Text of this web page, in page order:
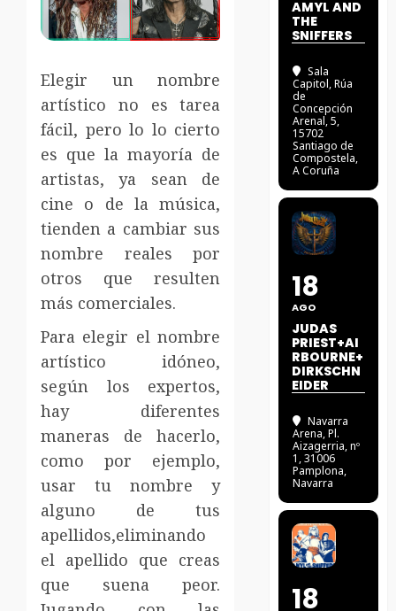
Elegir un nombre
artístico no es tarea
fácil, pero lo lo cierto
es que la mayoría de
artistas, ya sean de
cine o de la música,
tienden a cambiar sus
nombre reales por
otros que resulten
más comerciales.
Para elegir el nombre
artístico idóneo,
según los expertos,
hay diferentes
maneras de hacerlo,
como por ejemplo,
usar tu nombre y
alguno de tus
apellidos,eliminando
el apellido que creas
que suena peor.
AMYL AND
THE
SNIFFERS
Sala
Capitol, Rúa
de
Concepción
Arenal, 5,
15702
Santiago de
Compostela,
A Coruña
18
AGO
JUDAS
PRIEST+AI
RBOURNE+
DIRKSCHN
EIDER
Navarra
Arena, Pl.
Aizagerria, nº
1, 31006
Pamplona,
Navarra
18